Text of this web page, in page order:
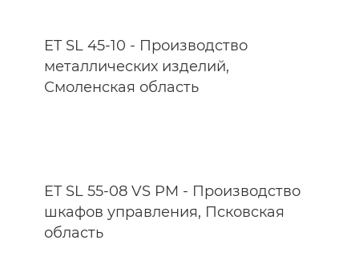
ET SL 45-10 - Производство
металлических изделий,
Смоленская область
ET SL 55-08 VS PM - Производство
шкафов управления, Псковская
область